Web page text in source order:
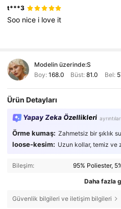
t***3
Soo nice i love it
Modelin üzerinde:S
Boy: 168.0 Büst:81.0 Bel:
Ürün Detayları
Yapay Zeka Özellikleri
Örme kumaş: Zahmetsiz bir şıklık
loose-kesim: Uzun kollar, temiz ve
Bileşim: 95% Poliester,
Daha fazla
Güvenlik bilgileri ve iletişim bilgileri